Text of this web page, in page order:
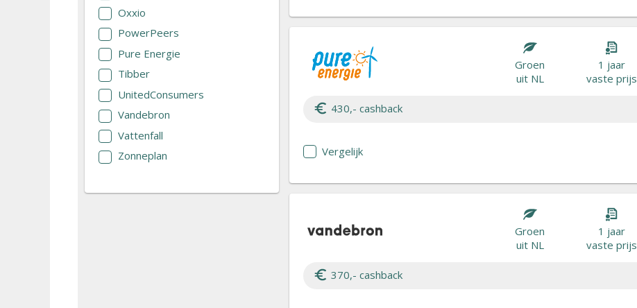
Oxxio
PowerPeers
Pure Energie
Tibber
UnitedConsumers
Vandebron
Vattenfall
Zonneplan
Groen
uit NL
1 jaar
vaste prijs
430,- cashback
Vergelijk
Groen
uit NL
1 jaar
vaste prijs
370,- cashback